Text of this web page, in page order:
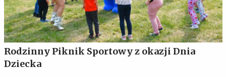
Rodzinny Piknik Sportowy z okazji Dnia
Dziecka